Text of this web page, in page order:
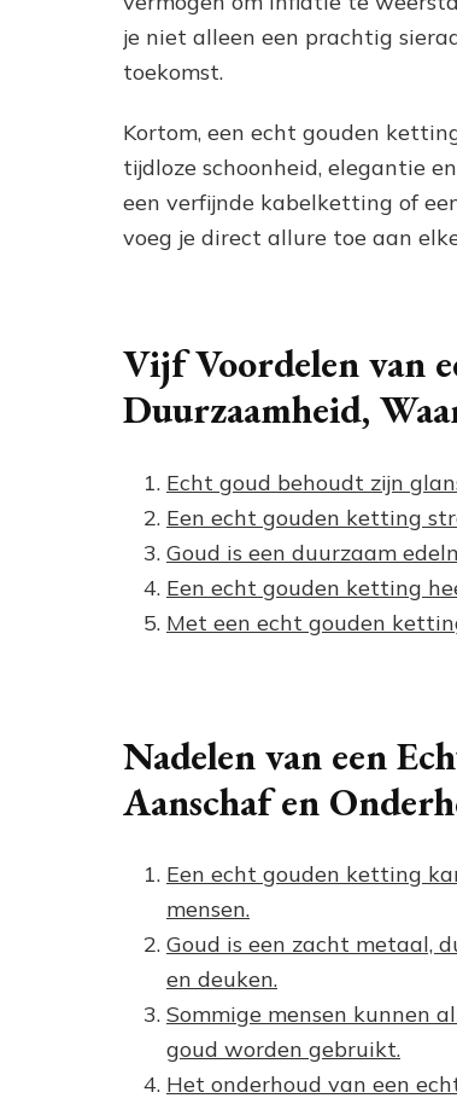
je niet alleen een prachtig
toekomst.
Kortom, een echt gouden
tijdloze schoonheid, elegantie
een verfijnde kabelketting of
voeg je direct allure toe aan
Vijf Voordelen van
Duurzaamheid,
Echt goud behoudt zijn
Een echt gouden ketting
Goud is een duurzaam
Een echt gouden ketting
Met een echt gouden
Nadelen van een
Aanschaf en
Een echt gouden ketting
mensen.
Goud is een zacht metaal,
en deuken.
Sommige mensen kunnen
goud worden gebruikt.
Het onderhoud van een